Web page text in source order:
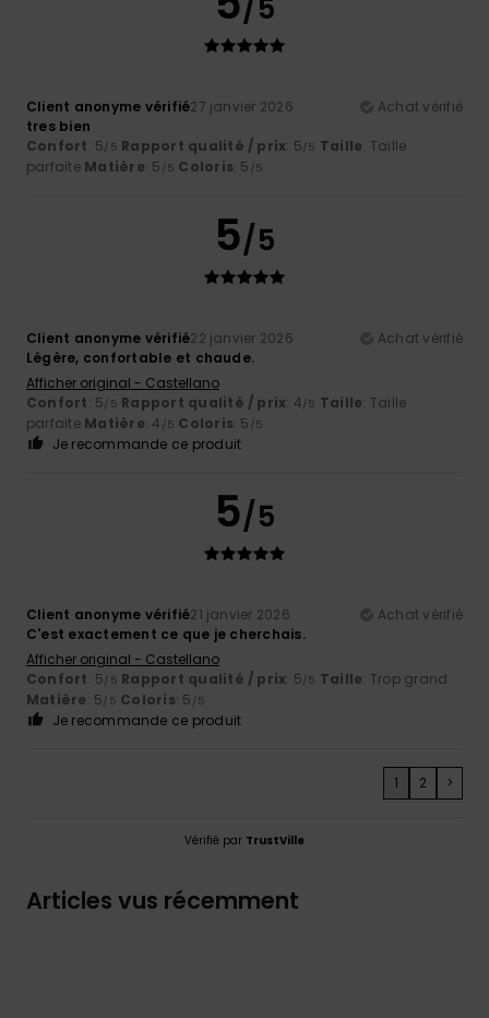
/5
Client anonyme vérifié27 janvier 2026
Achat vérifié
tres bien
Confort: 5/5 Rapport qualité / prix: 5/5 Taille: Taille
parfaite Matière: 5 /5 Coloris: 5 /5
5/5
Client anonyme vérifié22 janvier 2026
Achat vérifié
Légère, confortable et chaude.
Afficher original - Castellano
Confort: 5/5 Rapport qualité / prix: 4/5 Taille: Taille
parfaite Matière: 4 /5 Coloris: 5 /5
Je recommande ce produit
5/5
Client anonyme vérifié21 janvier 2026
Achat vérifié
C'est exactement ce que je cherchais.
Afficher original - Castellano
Confort: 5/5 Rapport qualité / prix: 5/5 Taille: Trop grand
Matière: 5/5 Coloris: 5 /5
Je recommande ce produit
1 2 >
Vérifié par TrustVille
Articles vus récemment